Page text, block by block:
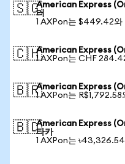
🇸🇬American Express
러
1 AXPon는 $449.42와
🇨🇭American Express
1 AXPon는 CHF
🇧🇷American Express
1 AXPon는 R$1,792.58
🇧🇩American Express
타카
1 AXPon는